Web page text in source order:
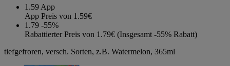
1.59 App
App Preis von 1.59€
1.79 -55%
Rabattierter Preis von 1.79€ (Insgesamt -55% Rabatt)
tiefgefroren, versch. Sorten, z.B. Watermelon, 365ml